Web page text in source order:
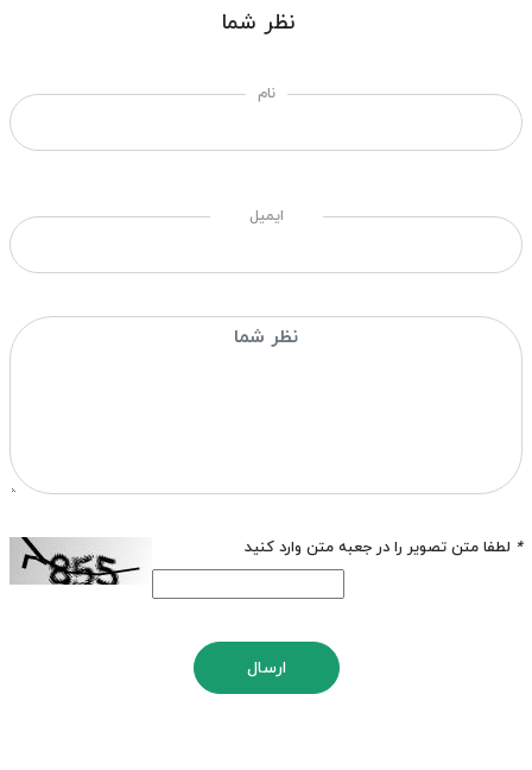
نظر شما
نام
ایمیل
* لطفا متن تصویر را در جعبه متن وارد کنید
ارسال